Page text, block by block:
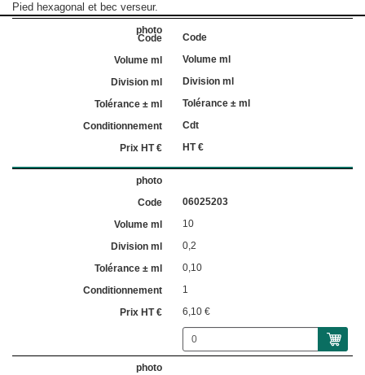
Pied hexagonal et bec verseur.
Code
Volume ml
Division ml
Tolérance ± ml
Cdt
HT €
06025203
10
0,2
0,10
1
6,10 €